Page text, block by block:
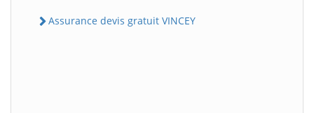
Assurance devis gratuit VINCEY